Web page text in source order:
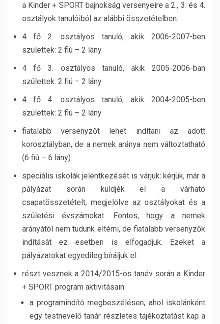
a Kinder + SPORT bajnokság versenyeire a 2., 3. és 4.
osztályok tanulóiból az alábbi összetételben:
4 fő 2. osztályos tanuló, akik 2006-2007-ben
születtek: 2 fiú – 2 lány
4 fő 3. osztályos tanuló, akik 2005-2006-ban
születtek: 2 fiú – 2 lány
4 fő 4. osztályos tanuló, akik 2004-2005-ben
születtek: 2 fiú – 2 lány
fiatalabb versenyzőt lehet indítani az adott
korosztályban, de a nemek aránya nem változtatható
(6 fiú – 6 lány)
speciális iskolák jelentkezését is várjuk: kérjük, már a
pályázat során küldjék el a várható
csapatösszetételt, megjelölve az osztályokat és a
születési évszámokat. Fontos, hogy a nemek
arányától nem tudunk eltérni, de fiatalabb versenyzők
indítását ez esetben is elfogadjuk. Ezeket a
pályázatokat egyedileg bíráljuk el.
részt vesznek a 2014/2015-ös tanév során a Kinder
+ SPORT program aktivitásain:
a programindító megbeszélésen, ahol iskolánként
egy testnevelő tanár részletes tájékoztatást kap a